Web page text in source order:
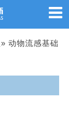
» 动物流感基础